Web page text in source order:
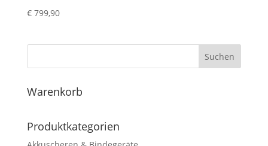
€799,90
Suchen
Warenkorb
Produktkategorien